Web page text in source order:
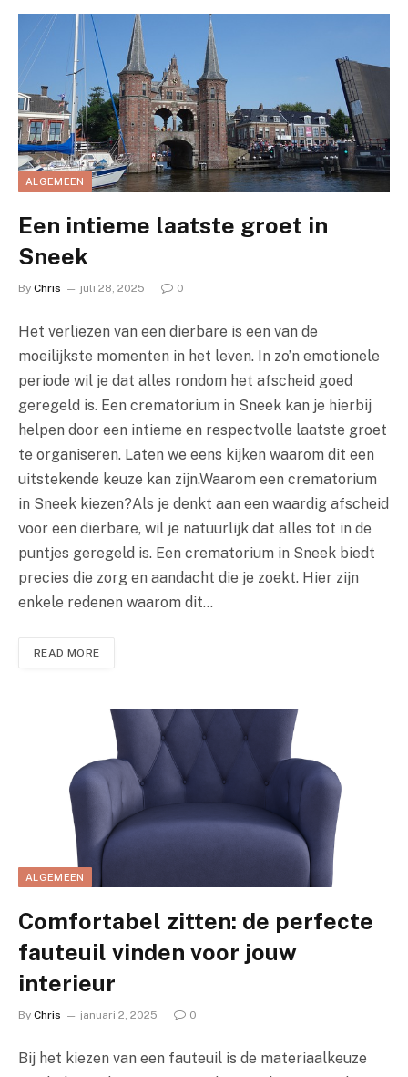
ALGEMEEN
Een intieme laatste groet in
Sneek
By Chris juli 28, 2025 0
Het verliezen van een dierbare is een van de
moeilijkste momenten in het leven. In zo’n emotionele
periode wil je dat alles rondom het afscheid goed
geregeld is. Een crematorium in Sneek kan je hierbij
helpen door een intieme en respectvolle laatste groet
te organiseren. Laten we eens kijken waarom dit een
uitstekende keuze kan zijn.Waarom een crematorium
in Sneek kiezen?Als je denkt aan een waardig afscheid
voor een dierbare, wil je natuurlijk dat alles tot in de
puntjes geregeld is. Een crematorium in Sneek biedt
precies die zorg en aandacht die je zoekt. Hier zijn
enkele redenen waarom dit…
READ MORE
ALGEMEEN
Comfortabel zitten: de perfecte
fauteuil vinden voor jouw
interieur
By Chris januari 2, 2025 0
Bij het kiezen van een fauteuil is de materiaalkeuze